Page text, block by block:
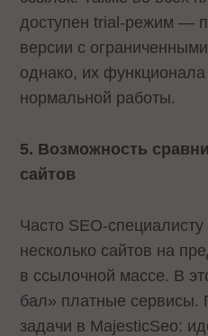
доступен trial-режим —
версии с
однако, их
нормальной работы.
5. Возможность
сайтов
Часто SEO-
несколько сайтов на
в ссылочной массе. В
бал» платные сервисы.
задачи в MajesticSeo: